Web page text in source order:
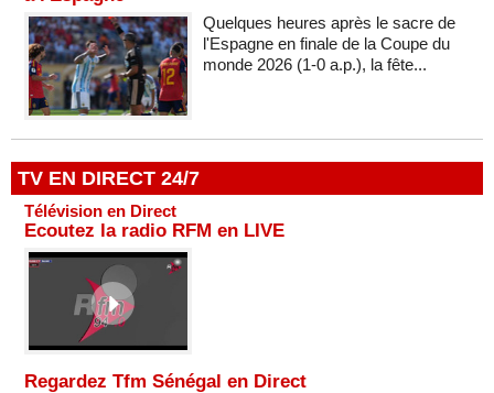
Quelques heures après le sacre de
l'Espagne en finale de la Coupe du
monde 2026 (1-0 a.p.), la fête...
TV EN DIRECT 24/7
Télévision en Direct
Ecoutez la radio RFM en LIVE
Regardez Tfm Sénégal en Direct